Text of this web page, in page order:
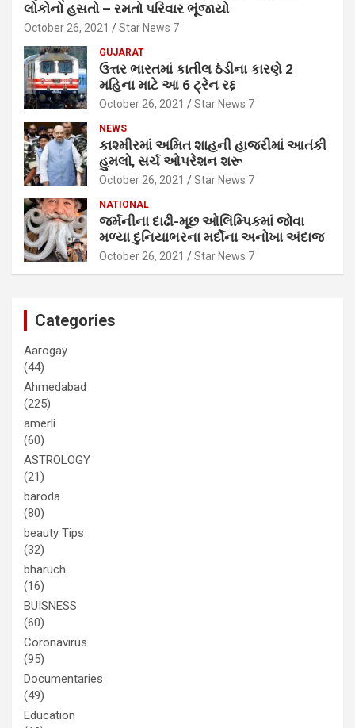
લોકોનો હસતો – રમતો પરિવાર ભૂંજાયો
October 26, 2021 Star News 7
GUJARAT
ઉત્તર ભારતમાં કાતીલ ઠંડીના કારણે 2
મહિના માટે આ 6 ટ્રેન રદ્દ
October 26, 2021 Star News 7
NEWS
કાશ્મીરમાં અમિત શાહની હાજરીમાં આતંકી
હુમલો, સર્ચ ઓપરેશન શરૂ
October 26, 2021 Star News 7
NATIONAL
જર્મનીના દાઢી-મૂછ ઓલિમ્પિકમાં જોવા
મળ્યા દુનિયાભરના મર્દોના અનોખા અંદાજ
October 26, 2021 Star News 7
Categories
Aarogay
(44)
Ahmedabad
(225)
amerli
(60)
ASTROLOGY
(21)
baroda
(80)
beauty Tips
(32)
bharuch
(16)
BUISNESS
(60)
Coronavirus
(95)
Documentaries
(49)
Education